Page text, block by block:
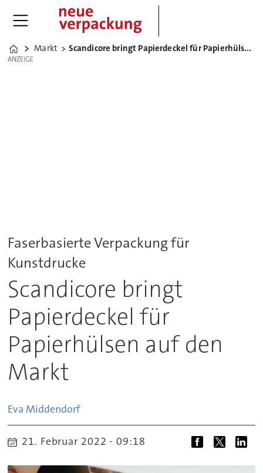
Home
Markt Scandicore bringt Papierdeckel für Papierhülsen auf den Markt
ANZEIGE
ANZEIGE
Faserbasierte Verpackung für
Kunstdrucke
Scandicore bringt
Papierdeckel für
Papierhülsen auf den
Markt
Eva Middendorf
21. Februar 2022 - 09:18